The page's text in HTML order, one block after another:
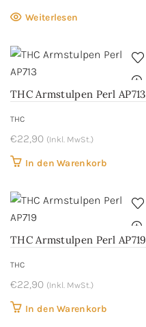
Weiterlesen
THC Armstulpen Perl AP713
THC
€22,90 (Inkl. MwSt.)
In den Warenkorb
THC Armstulpen Perl AP719
THC
€22,90 (Inkl. MwSt.)
In den Warenkorb